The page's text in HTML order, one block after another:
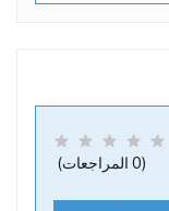
(0 المراجعات)